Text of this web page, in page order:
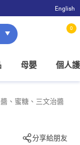
English
0
母嬰 個人
、蜜糖、三文治醬
分享給朋友